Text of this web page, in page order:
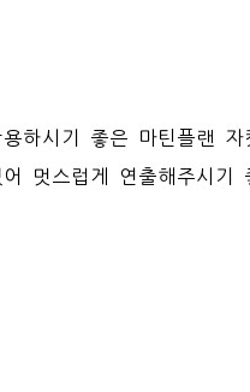
용하시기 좋은 마틴플랜
멋스럽게 연출해주시기